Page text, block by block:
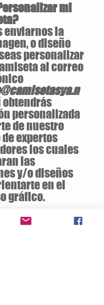
mi
enviarnos la
o diseño
personalizar
al correo
personalizada
de nuestro
expertos
los cuales
las
y/o diseños
en el
gráfico.
a partir de